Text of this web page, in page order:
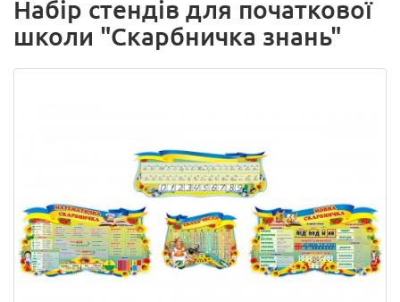
Набір стендів для початкової
школи "Скарбничка знань"